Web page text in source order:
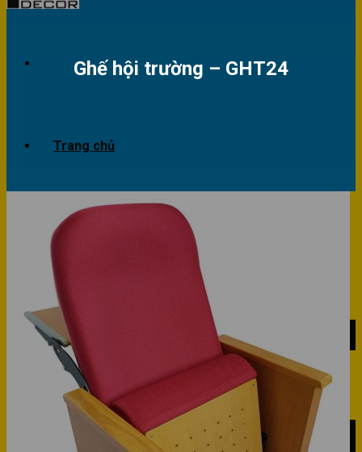
Trang chủ
Giới thiệu
Dự án
Công trình văn phòng
Công trình nhà ở
Sản phẩm
Văn phòng
Phòng khách
Ghế hội trường – GHT24